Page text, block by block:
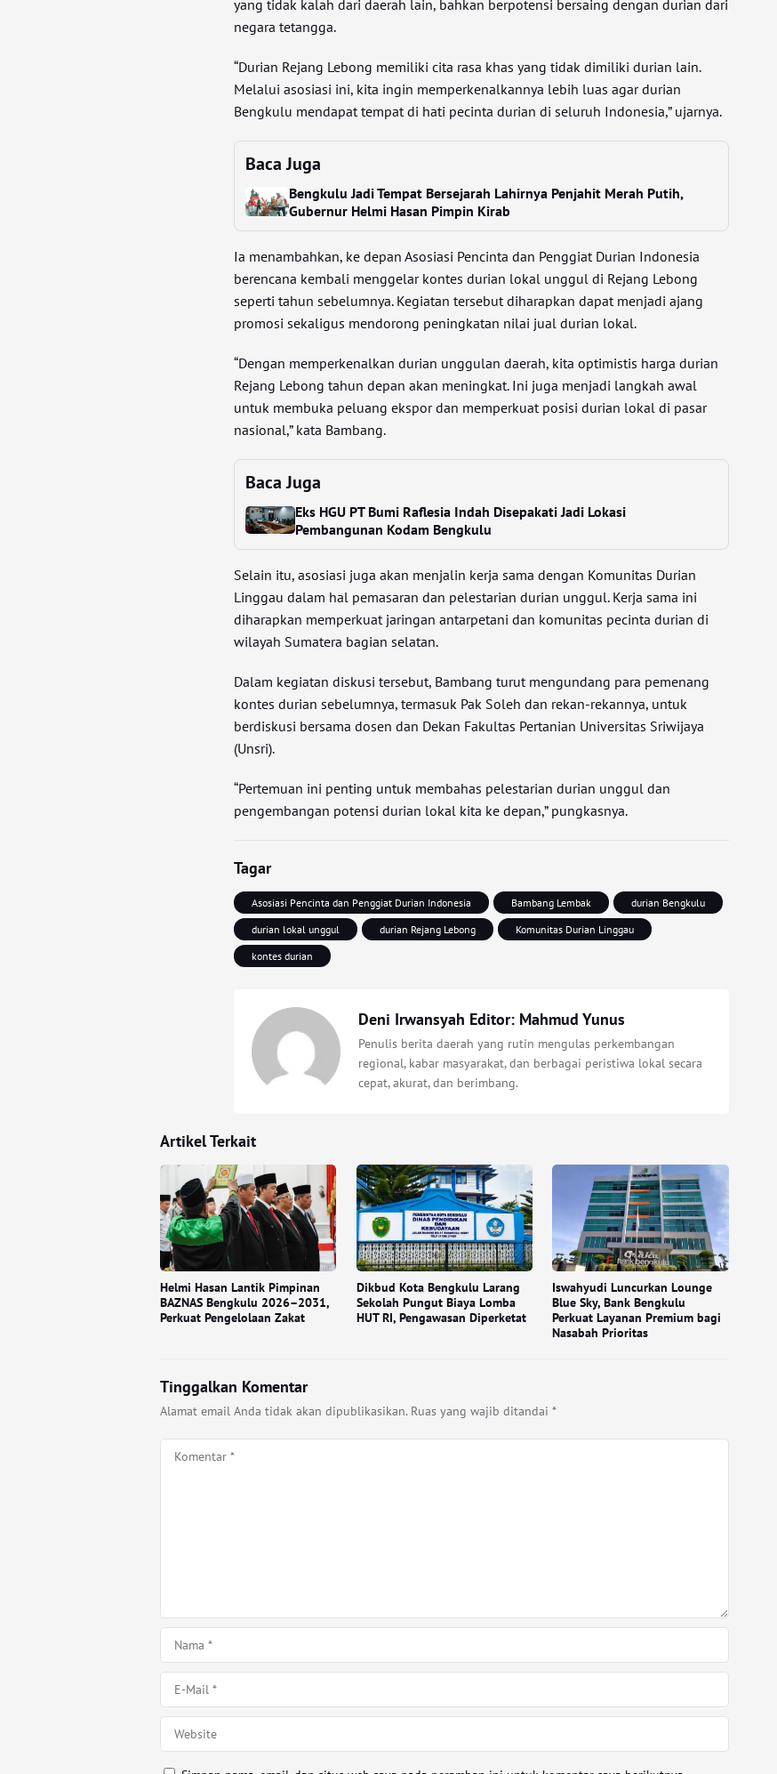
yang tidak kalah dari daerah lain, bahkan berpotensi bersaing dengan durian dari
negara tetangga.
“Durian Rejang Lebong memiliki cita rasa khas yang tidak dimiliki durian lain.
Melalui asosiasi ini, kita ingin memperkenalkannya lebih luas agar durian
Bengkulu mendapat tempat di hati pecinta durian di seluruh Indonesia,” ujarnya.
Baca Juga
Bengkulu Jadi Tempat Bersejarah Lahirnya Penjahit Merah Putih,
Gubernur Helmi Hasan Pimpin Kirab
Ia menambahkan, ke depan Asosiasi Pencinta dan Penggiat Durian Indonesia
berencana kembali menggelar kontes durian lokal unggul di Rejang Lebong
seperti tahun sebelumnya. Kegiatan tersebut diharapkan dapat menjadi ajang
promosi sekaligus mendorong peningkatan nilai jual durian lokal.
“Dengan memperkenalkan durian unggulan daerah, kita optimistis harga durian
Rejang Lebong tahun depan akan meningkat. Ini juga menjadi langkah awal
untuk membuka peluang ekspor dan memperkuat posisi durian lokal di pasar
nasional,” kata Bambang.
Baca Juga
Eks HGU PT Bumi Raflesia Indah Disepakati Jadi Lokasi
Pembangunan Kodam Bengkulu
Selain itu, asosiasi juga akan menjalin kerja sama dengan Komunitas Durian
Linggau dalam hal pemasaran dan pelestarian durian unggul. Kerja sama ini
diharapkan memperkuat jaringan antarpetani dan komunitas pecinta durian di
wilayah Sumatera bagian selatan.
Dalam kegiatan diskusi tersebut, Bambang turut mengundang para pemenang
kontes durian sebelumnya, termasuk Pak Soleh dan rekan-rekannya, untuk
berdiskusi bersama dosen dan Dekan Fakultas Pertanian Universitas Sriwijaya
(Unsri).
“Pertemuan ini penting untuk membahas pelestarian durian unggul dan
pengembangan potensi durian lokal kita ke depan,” pungkasnya.
Tagar
Asosiasi Pencinta dan Penggiat Durian Indonesia Bambang Lembak
durian Bengkulu
durian lokal unggul
durian Rejang Lebong
Komunitas Durian Linggau
kontes durian
Deni Irwansyah Editor: Mahmud Yunus
Penulis berita daerah yang rutin mengulas perkembangan
regional, kabar masyarakat, dan berbagai peristiwa lokal secara
cepat, akurat, dan berimbang.
Artikel Terkait
Helmi Hasan Lantik Pimpinan
BAZNAS Bengkulu 2026–2031,
Perkuat Pengelolaan Zakat
Dikbud Kota Bengkulu Larang
Sekolah Pungut Biaya Lomba
HUT RI, Pengawasan Diperketat
Iswahyudi Luncurkan Lounge
Blue Sky, Bank Bengkulu
Perkuat Layanan Premium bagi
Nasabah Prioritas
Tinggalkan Komentar
Alamat email Anda tidak akan dipublikasikan. Ruas yang wajib ditandai *